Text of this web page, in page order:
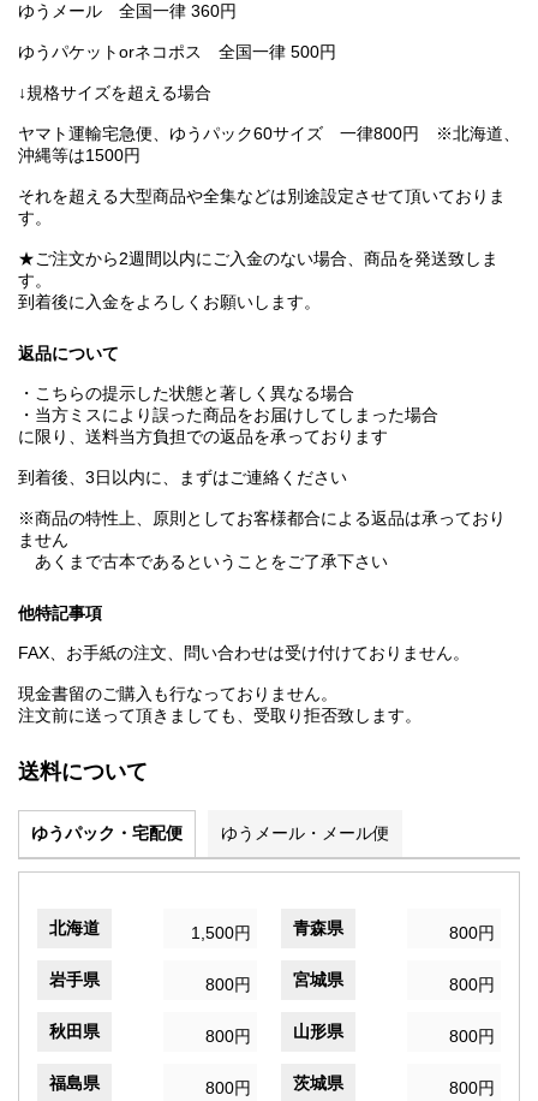
ゆうメール 全国一律 360円
ゆうパケットorネコポス 全国一律 500円
↓規格サイズを超える場合
ヤマト運輸宅急便、ゆうパック60サイズ 一律800円 ※北海道、
沖縄等は1500円
それを超える大型商品や全集などは別途設定させて頂いておりま
す。
★ご注文から2週間以内にご入金のない場合、商品を発送致しま
す。
到着後に入金をよろしくお願いします。
返品について
・こちらの提示した状態と著しく異なる場合
・当方ミスにより誤った商品をお届けしてしまった場合
に限り、送料当方負担での返品を承っております
到着後、3日以内に、まずはご連絡ください
※商品の特性上、原則としてお客様都合による返品は承っており
ません
あくまで古本であるということをご了承下さい
他特記事項
FAX、お手紙の注文、問い合わせは受け付けておりません。
現金書留のご購入も行なっておりません。
注文前に送って頂きましても、受取り拒否致します。
送料について
ゆうパック・宅配便 ゆうメール・メール便
北海道 1,500円 青森県 800円
岩手県 800円 宮城県 800円
秋田県 800円 山形県 800円
福島県 800円 茨城県 800円